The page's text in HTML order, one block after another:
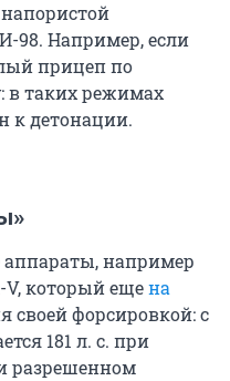
98. Например, если
прицеп по
в таких режимах
к детонации.
аппараты, например
который ещена
своей форсировкой: с
181 л. с. при
разрешенном